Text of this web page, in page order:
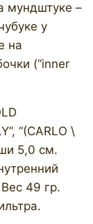
мундштуке –
у
на
(“inner
“(CARLO \
5,0 см.
49 гр.